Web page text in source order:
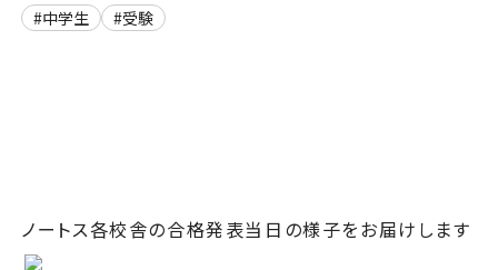
#中学生 #受験
ノートス各校舎の合格発表当日の様子をお届けします